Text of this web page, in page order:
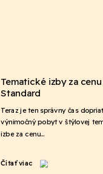
Tematické izby za
Standard
Teraz je ten správny čas
výnimočný pobyt v štýlovej
izbe za cenu…
Čítať viac